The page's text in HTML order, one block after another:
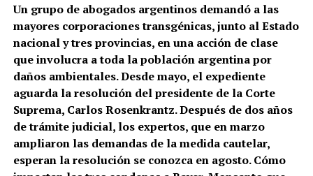
Un grupo de abogados argentinos demandó a las
mayores corporaciones transgénicas, junto al Estado
nacional y tres provincias, en una acción de clase
que involucra a toda la población argentina por
daños ambientales.Desde mayo, el expediente
aguarda la resolución del presidente de la Corte
Suprema, Carlos Rosenkrantz. Después de dos años
de trámite judicial, los expertos, que en marzo
ampliaron las demandas de la medida cautelar,
esperan la resolución se conozca en agosto. Cómo